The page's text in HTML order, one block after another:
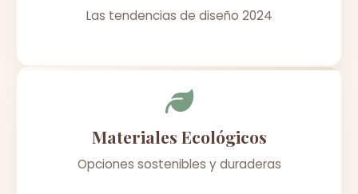
Las tendencias de diseño 2024
Materiales Ecológicos
Opciones sostenibles y duraderas